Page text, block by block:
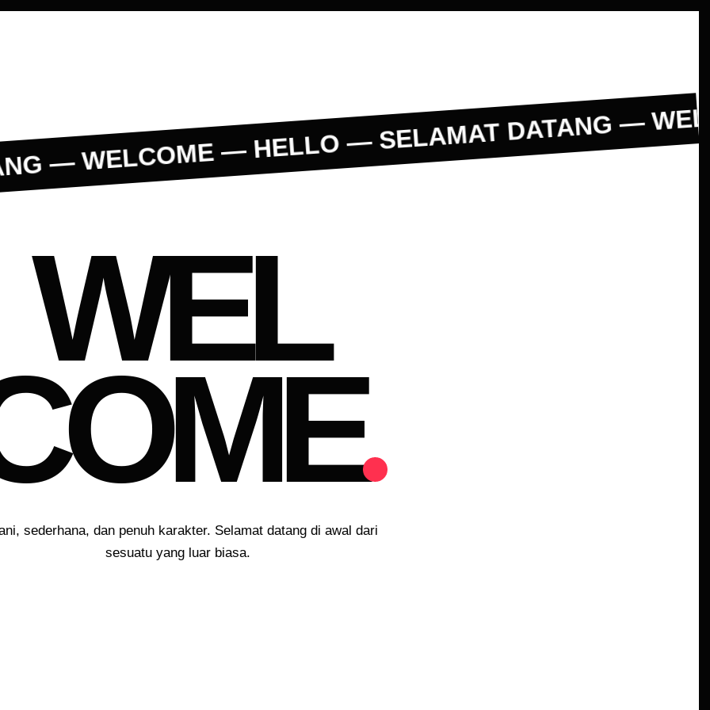
— WELCOME — HELLO — SELAMAT DATANG —
WEL
sederhana, dan penuh karakter. Selamat datang di awal dari
sesuatu yang luar biasa.